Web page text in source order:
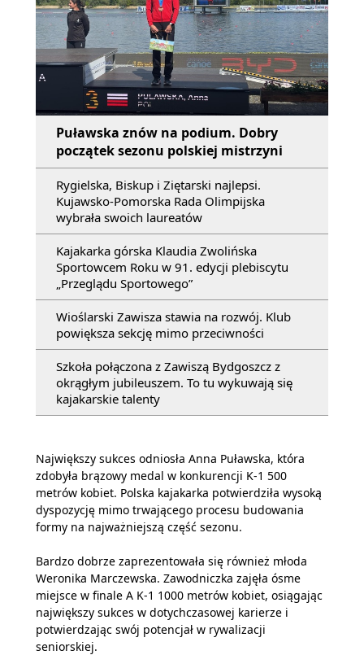
Puławska znów na podium. Dobry
początek sezonu polskiej mistrzyni
Rygielska, Biskup i Ziętarski najlepsi.
Kujawsko-Pomorska Rada Olimpijska
wybrała swoich laureatów
Kajakarka górska Klaudia Zwolińska
Sportowcem Roku w 91. edycji plebiscytu
„Przeglądu Sportowego”
Wioślarski Zawisza stawia na rozwój. Klub
powiększa sekcję mimo przeciwności
Szkoła połączona z Zawiszą Bydgoszcz z
okrągłym jubileuszem. To tu wykuwają się
kajakarskie talenty
Największy sukces odniosła Anna Puławska, która
zdobyła brązowy medal w konkurencji K-1 500
metrów kobiet. Polska kajakarka potwierdziła wysoką
dyspozycję mimo trwającego procesu budowania
formy na najważniejszą część sezonu.
Bardzo dobrze zaprezentowała się również młoda
Weronika Marczewska. Zawodniczka zajęła ósme
miejsce w finale A K-1 1000 metrów kobiet, osiągając
największy sukces w dotychczasowej karierze i
potwierdzając swój potencjał w rywalizacji
seniorskiej.